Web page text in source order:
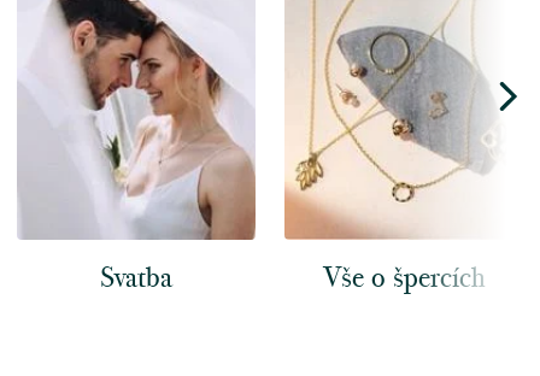
Svatba Vše o špercích